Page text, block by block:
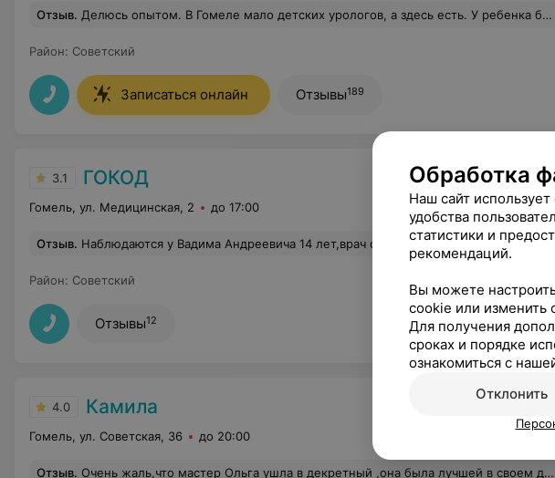
Отзыв. Делюсь опытом. В Гомеле мало детских урологов, а здесь есть. У ребенка были боли при мочеиспускании. Обращались в 2 поликлиники и 1 больницу. Первое обращение было при появлении боли 2-а месяца назад. За этот период были сданы 3 общих анализа мочи, 1 анализ мочи на бакпосев, 2 анализа крови, пройдено УЗИ мочевого пузыря платно. Так же сданы еще 2 платных анализа по личной инициативе. К урологу в госструктуре не попасть, после первого посещения второе нам светит только в середине июня (срок посещения еще не наступил) при этом ребенок все это время мучается! Два уролога и педиатр нам назначили пропить курс таблеток, который нам обошелся 50 руб, а по факту был ненужен! А длительность лечения могли довести проблему до необратимых результатов! Нас спасла детский уролог Амадей Клиник. За 1 прием боль устранили и записаться можно сегодня, а к врачу придти завтра, а не ждать 2 месяца!
Район: Советский
Записаться онлайн Отзывы189
3.1 ГОКОД
Гомель, ул. Медицинская, 2 до 17:00
Отзыв. Наблюдаются у Вадима Андреевича 14 лет,врач от бога, внимательный, очень грамотный специалист, безмерно благодарна ему.
Район: Советский
Отзывы12
4.0 Камила
Гомель, ул. Советская, 36 до 20:00
Отзыв. Очень жаль,что мастер Ольга ушла в декретный ,она была лучшей в своем деле!Посоветует ненавязчиво,как лучше,внимательно отнесется к каждой детали.Стригусь у нее уже 4 год
Обработка
Наш сайт
удобства
статистики и
рекомендаций.
Вы можете
cookie или изменить
Для получения
сроках и порядке
ознакомиться с
Отклонить